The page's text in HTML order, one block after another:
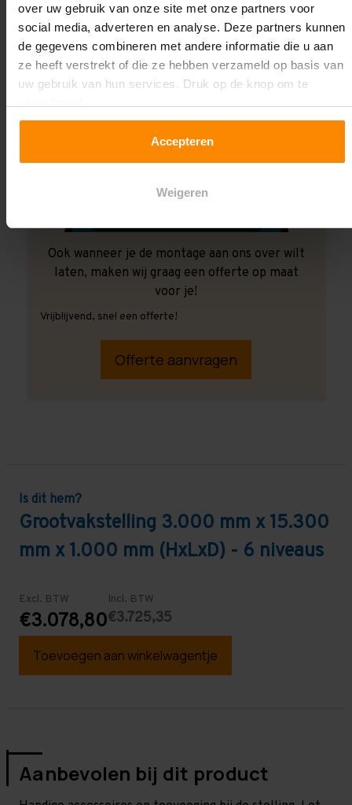
over uw gebruik van onze site met onze partners voor
social media, adverteren en analyse. Deze partners kunnen
de gegevens combineren met andere informatie die u aan
ze heeft verstrekt of die ze hebben verzameld op basis van
uw gebruik van hun services. Druk op de knop om te
Accepteren
Weigeren
Ook wanneer je de montage aan ons over wilt
laten, maken wij graag een offerte op maat
voor je!
Vrijblijvend, snel een offerte!
Offerte aanvragen
Is dit hem?
Grootvakstelling 3.000 mm x 15.300
mm x 1.000 mm (HxLxD) - 6 niveaus
Excl. BTW
€3.078,80
Incl. BTW
€3.725,35
Toevoegen aan winkelwagentje
Aanbevolen bij dit product